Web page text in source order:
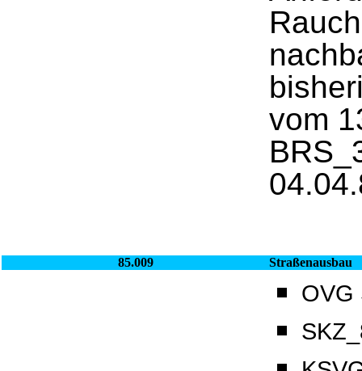
vom
85.009 Straßenausbau
OVG